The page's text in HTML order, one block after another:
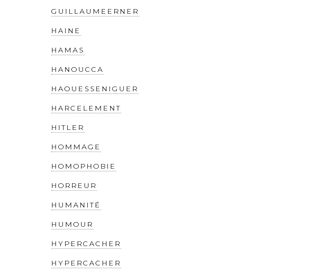
GUILLAUMEERNER
HAINE
HAMAS
HANOUCCA
HAOUESSENIGUER
HARCELEMENT
HITLER
HOMMAGE
HOMOPHOBIE
HORREUR
HUMANITÉ
HUMOUR
HYPERCACHER
HYPERCACHER